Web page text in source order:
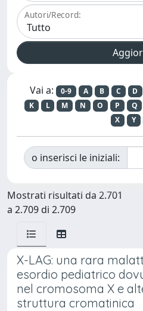
Autori/Record:
Vai a: 0-9 A B C D
K
L M N O P Q
X
Y
o inserisci le iniziali:
Mostrati risultati da 2.701
a 2.709 di 2.709
X-LAG: una rara
esordio pediatrico
nel cromosoma X e
struttura cromatinica